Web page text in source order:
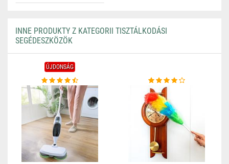
INNE PRODUKTY Z KATEGORII TISZTÁLKODÁSI
SEGÉDESZKÖZÖK
ÚJDONSÁG